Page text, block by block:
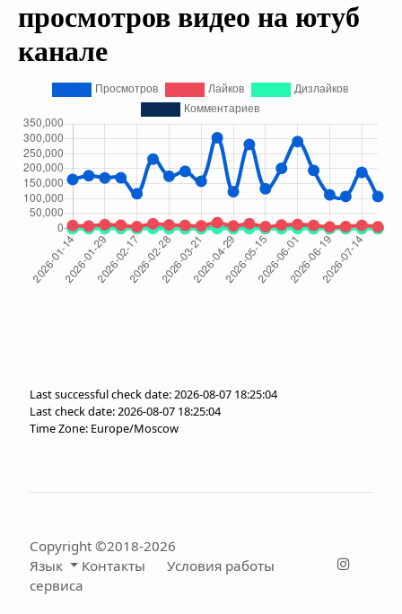
просмотров видео на ютуб
канале
Last successful check date: 2026-08-07 18:25:04
Last check date: 2026-08-07 18:25:04
Time Zone: Europe/Moscow
Copyright ©2018-2026
Язык
Контакты
Условия работы
сервиса